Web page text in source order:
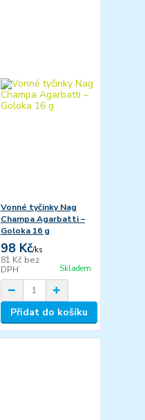
Vonné tyčinky Nag
Champa Agarbatti –
Goloka 16 g
98 Kč/ks
81 Kč bez
DPH
Skladem
Přidat do košíku